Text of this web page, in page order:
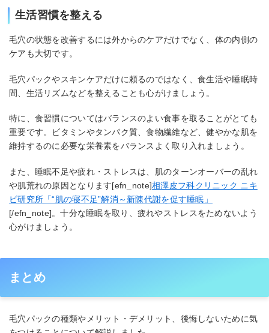
生活習慣を整える
毛穴の状態を改善するには外からのケアだけでなく、体の内側の
ケアも大切です。
毛穴パックやスキンケアだけに頼るのではなく、食生活や睡眠時
間、生活リズムなどを整えることも心がけましょう。
特に、食習慣についてはバランスのよい食事を取ることがとても
重要です。ビタミンやタンパク質、食物繊維など、健やかな肌を
維持するのに必要な栄養素をバランスよく取り入れましょう。
また、睡眠不足や疲れ・ストレスは、肌のターンオーバーの乱れ
や肌荒れの原因となります[efn_note]相澤皮フ科クリニック ニキ
ビ研究所「“肌の寝不足”解消～新陳代謝を促す睡眠」
[/efn_note]。十分な睡眠を取り、疲れやストレスをためないよう
心がけましょう。
まとめ
毛穴パックの種類やメリット・デメリット、後悔しないために気